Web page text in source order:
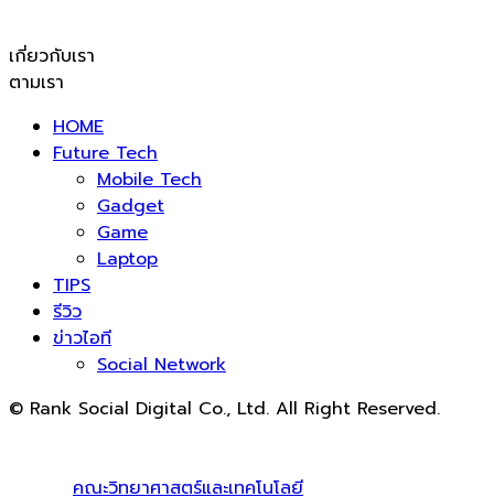
เกี่ยวกับเรา
ตามเรา
HOME
Future Tech
Mobile Tech
Gadget
Game
Laptop
TIPS
รีวิว
ข่าวไอที
Social Network
© Rank Social Digital Co., Ltd. All Right Reserved.
คณะวิทยาศาสตร์และเทคโนโลยี